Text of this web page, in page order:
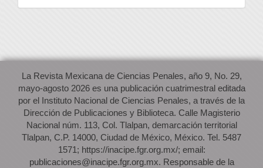
La Revista Mexicana de Ciencias Penales, año 9, No. 29,
mayo-agosto 2026 es una publicación cuatrimestral editada
por el Instituto Nacional de Ciencias Penales, a través de la
Dirección de Publicaciones y Biblioteca. Calle Magisterio
Nacional núm. 113, Col. Tlalpan, demarcación territorial
Tlalpan, C.P. 14000, Ciudad de México, México. Tel. 5487
1571; https://inacipe.fgr.org.mx/; email:
publicaciones@inacipe.fgr.org.mx. Responsable de la